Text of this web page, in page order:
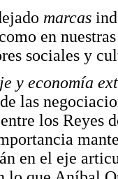
marcas
en
sociales y
y economía
las
los Reyes
en el eje